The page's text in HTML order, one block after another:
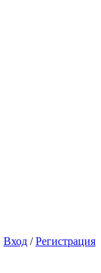
Вход /Регистрация